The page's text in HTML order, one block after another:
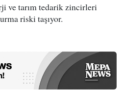
ve tarım tedarik zincirleri
riski taşıyor.